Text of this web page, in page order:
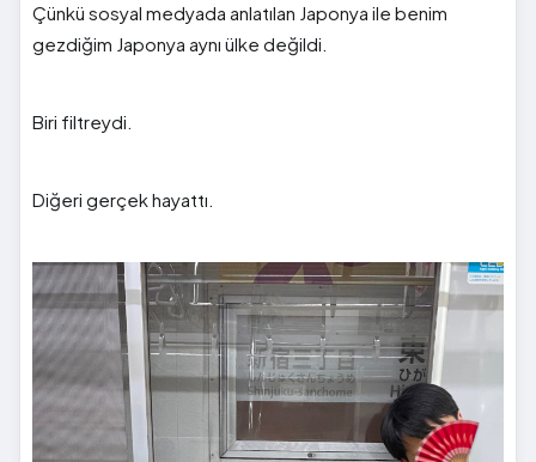
Çünkü sosyal medyada anlatılan Japonya ile benim
gezdiğim Japonya aynı ülke değildi.
Biri filtreydi.
Diğeri gerçek hayattı.